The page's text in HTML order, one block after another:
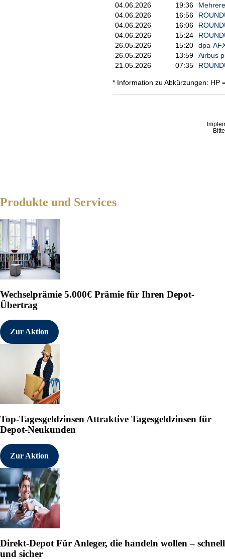
04.06.2026
19:36
04.06.2026
16:56
04.06.2026
16:06
04.06.2026
15:24
26.05.2026
15:20
dpa-
26.05.2026
13:59
Airbus
21.05.2026
07:35
* Information zu Abkürzungen: HP
Produkte und Services
Wechselprämie 5.000€ Prämie für Ihren Depot-
Übertrag
Zur Aktion
Top-Tagesgeldzinsen Attraktive Tagesgeldzinsen für
Depot-Neukunden
Zur Aktion
Direkt-Depot Für Anleger, die handeln wollen – schnell
und sicher